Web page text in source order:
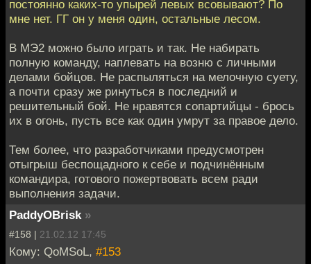
постоянно каких-то упырей левых всовывают? По
мне нет. ГГ он у меня один, остальные лесом.
В МЭ2 можно было играть и так. Не набирать
полную команду, наплевать на возню с личными
делами бойцов. Не распыляться на мелочную суету,
а почти сразу же ринуться в последний и
решительный бой. Не нравятся сопартийцы - брось
их в огонь, пусть все как один умрут за правое дело.
Тем более, что разработчиками предусмотрен
отыгрыш беспощадного к себе и подчинённым
командира, готового пожертвовать всем ради
выполнения задачи.
PaddyOBrisk »
#158 | 21.02.12 17:45
Кому: QoMSoL, #153